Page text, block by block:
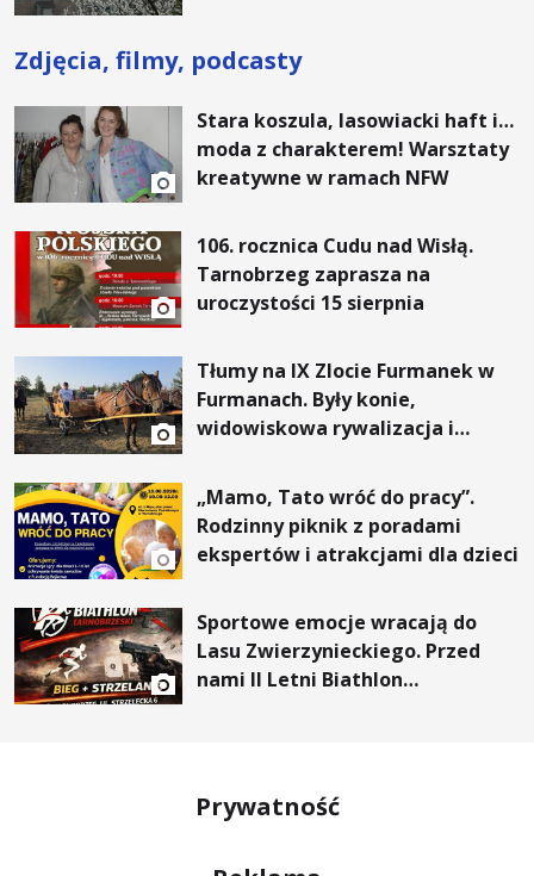
Zdjęcia, filmy, podcasty
Stara koszula, lasowiacki haft i…
moda z charakterem! Warsztaty
kreatywne w ramach NFW
106. rocznica Cudu nad Wisłą.
Tarnobrzeg zaprasza na
uroczystości 15 sierpnia
Tłumy na IX Zlocie Furmanek w
Furmanach. Były konie,
widowiskowa rywalizacja i
„Mamo, Tato wróć do pracy”.
Rodzinny piknik z poradami
ekspertów i atrakcjami dla dzieci
Sportowe emocje wracają do
Lasu Zwierzynieckiego. Przed
nami II Letni Biathlon
Prywatność